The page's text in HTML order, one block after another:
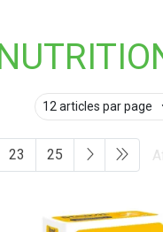
23 25